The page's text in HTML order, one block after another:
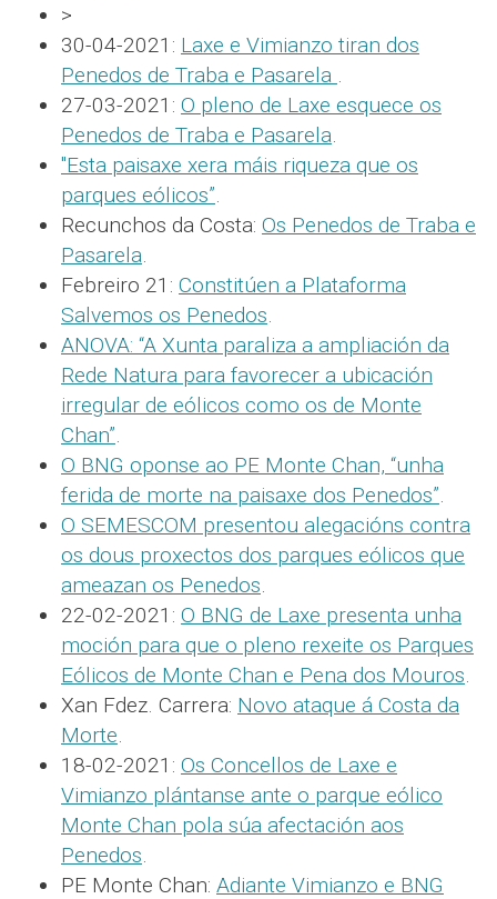
>
30-04-2021: Laxe e Vimianzo tiran dos
Penedos de Traba e Pasarela .
27-03-2021: O pleno de Laxe esquece os
Penedos de Traba e Pasarela.
"Esta paisaxe xera máis riqueza que os
parques eólicos”.
Recunchos da Costa: Os Penedos de Traba e
Pasarela.
Febreiro 21: Constitúen a Plataforma
Salvemos os Penedos.
ANOVA: “A Xunta paraliza a ampliación da
Rede Natura para favorecer a ubicación
irregular de eólicos como os de Monte
Chan”.
O BNG oponse ao PE Monte Chan, “unha
ferida de morte na paisaxe dos Penedos”.
O SEMESCOM presentou alegacións contra
os dous proxectos dos parques eólicos que
ameazan os Penedos.
22-02-2021: O BNG de Laxe presenta unha
moción para que o pleno rexeite os Parques
Eólicos de Monte Chan e Pena dos Mouros.
Xan Fdez. Carrera: Novo ataque á Costa da
Morte.
18-02-2021: Os Concellos de Laxe e
Vimianzo plántanse ante o parque eólico
Monte Chan pola súa afectación aos
Penedos.
PE Monte Chan: Adiante Vimianzo e BNG